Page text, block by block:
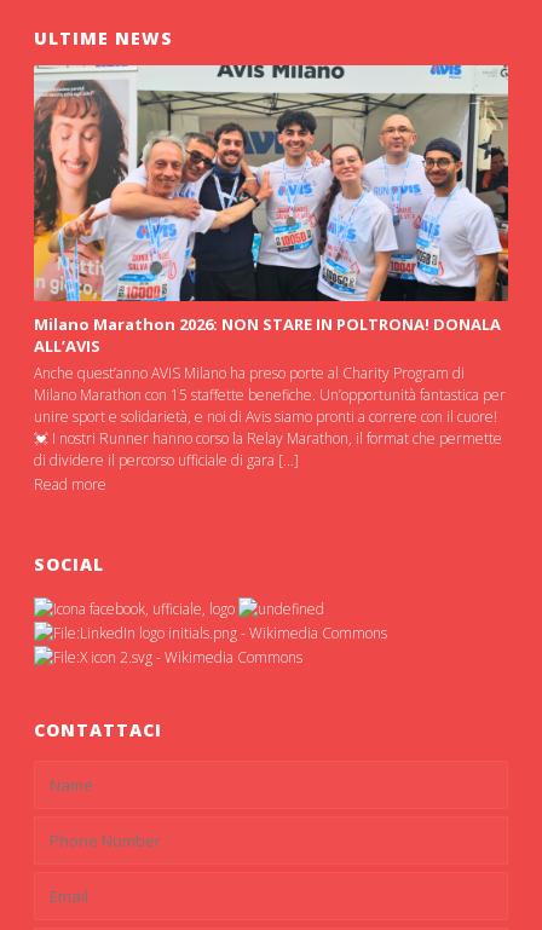
ULTIME NEWS
Milano Marathon 2026: NON STARE IN POLTRONA! DONALA
ALL’AVIS
Anche quest’anno AVIS Milano ha preso porte al Charity Program di
Milano Marathon con 15 staffette benefiche. Un’opportunità fantastica per
unire sport e solidarietà, e noi di Avis siamo pronti a correre con il cuore!
💓 I nostri Runner hanno corso la Relay Marathon, il format che permette
di dividere il percorso ufficiale di gara […]
Read more
SOCIAL
CONTATTACI